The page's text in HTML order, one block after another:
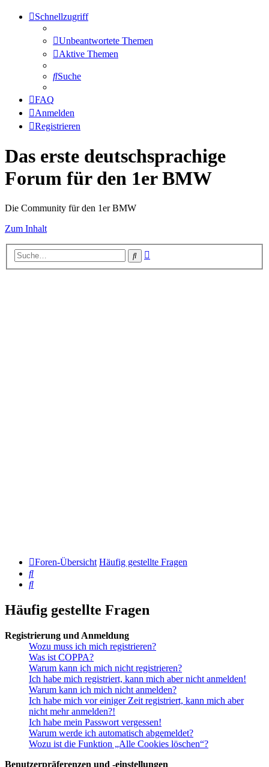
Schnellzugriff
Unbeantwortete Themen
Aktive Themen
Suche
FAQ
Anmelden
Registrieren
Das erste deutschsprachige
Forum für den 1er BMW
Die Community für den 1er BMW
Zum Inhalt
Suche
Foren-Übersicht Häufig gestellte Fragen
Suche
Suche
Häufig gestellte Fragen
Registrierung und Anmeldung
Wozu muss ich mich registrieren?
Was ist COPPA?
Warum kann ich mich nicht registrieren?
Ich habe mich registriert, kann mich aber nicht anmelden!
Warum kann ich mich nicht anmelden?
Ich habe mich vor einiger Zeit registriert, kann mich aber
nicht mehr anmelden?!
Ich habe mein Passwort vergessen!
Warum werde ich automatisch abgemeldet?
Wozu ist die Funktion „Alle Cookies löschen“?
Benutzerpräferenzen und -einstellungen